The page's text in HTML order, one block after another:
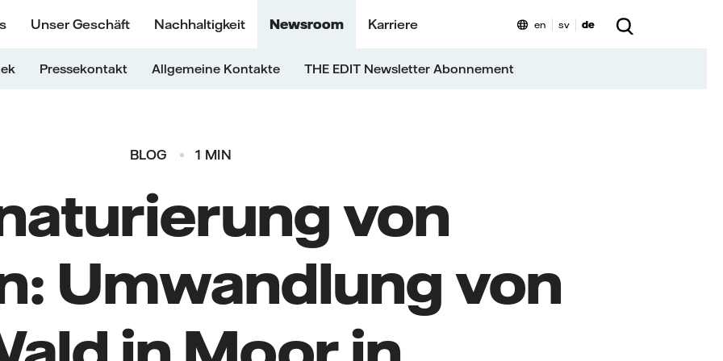
Unser Geschäft Nachhaltigkeit Newsroom Karriere
Pressekontakt Allgemeine Kontakte THE EDIT Newsletter Abonnement
en sv de
BLOG 1 MIN
von
Umwandlung von